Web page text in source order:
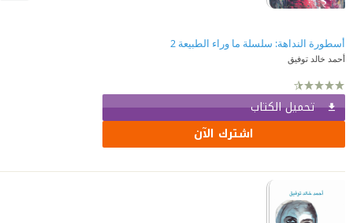
أسطورة النداهة: سلسلة ما وراء الطبيعة 2
أحمد خالد توفيق
تحميل الكتاب
اشترك الآن